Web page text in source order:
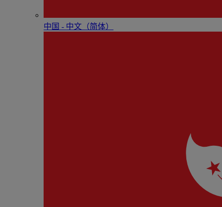
中国 - 中⽂（简体）